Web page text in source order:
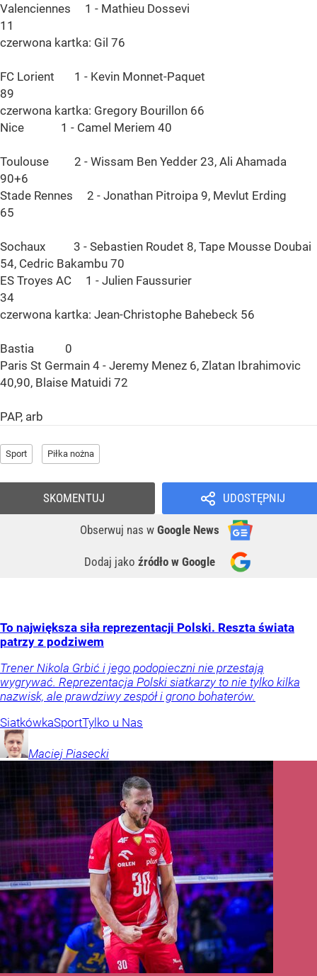
Valenciennes 1 - Mathieu Dossevi
11
czerwona kartka: Gil 76
FC Lorient 1 - Kevin Monnet-Paquet
89
czerwona kartka: Gregory Bourillon 66
Nice 1 - Camel Meriem 40
Toulouse 2 - Wissam Ben Yedder 23, Ali Ahamada
90+6
Stade Rennes 2 - Jonathan Pitroipa 9, Mevlut Erding
65
Sochaux 3 - Sebastien Roudet 8, Tape Mousse Doubai
54, Cedric Bakambu 70
ES Troyes AC 1 - Julien Faussurier
34
czerwona kartka: Jean-Christophe Bahebeck 56
Bastia 0
Paris St Germain 4 - Jeremy Menez 6, Zlatan Ibrahimovic
40,90, Blaise Matuidi 72
PAP, arb
Sport Piłka nożna
UDOSTĘPNIJ
Obserwuj nas w Google News
Dodaj jako źródło w Google
SKOMENTUJ
To największa siła reprezentacji Polski. Reszta świata
patrzy z podziwem
Trener Nikola Grbić i jego podopieczni nie przestają
wygrywać. Reprezentacja Polski siatkarzy to nie tylko kilka
nazwisk, ale prawdziwy zespół i grono bohaterów.
SiatkówkaSportTylko u Nas
Maciej Piasecki